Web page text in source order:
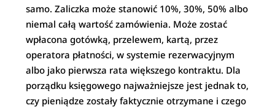
samo. Zaliczka może stanowić 10%, 30%, 50% albo
niemal całą wartość zamówienia. Może zostać
wpłacona gotówką, przelewem, kartą, przez
operatora płatności, w systemie rezerwacyjnym
albo jako pierwsza rata większego kontraktu. Dla
porządku księgowego najważniejsze jest jednak to,
czy pieniądze zostały faktycznie otrzymane i czego